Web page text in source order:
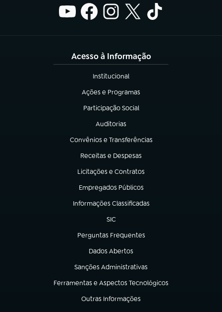
Acesso à Informação
Institucional
(abre em nova aba)
Ações e Programas
(abre em nova aba)
Participação Social
(abre em nova aba)
Auditorias
(abre em nova aba)
Convênios e Transferências
(abre em nova aba)
Receitas e Despesas
(abre em nova aba)
Licitações e Contratos
(abre em nova aba)
Empregados Públicos
(abre em nova aba)
Informações Classificadas
(abre em nova aba)
SIC
(abre em nova aba)
Perguntas Frequentes
(abre em nova aba)
Dados Abertos
(abre em nova aba)
Sanções Administrativas
(abre em nova aba)
Ferramentas e Aspectos Tecnológicos
(abre em nova aba)
Outras Informações
(abre em nova aba)